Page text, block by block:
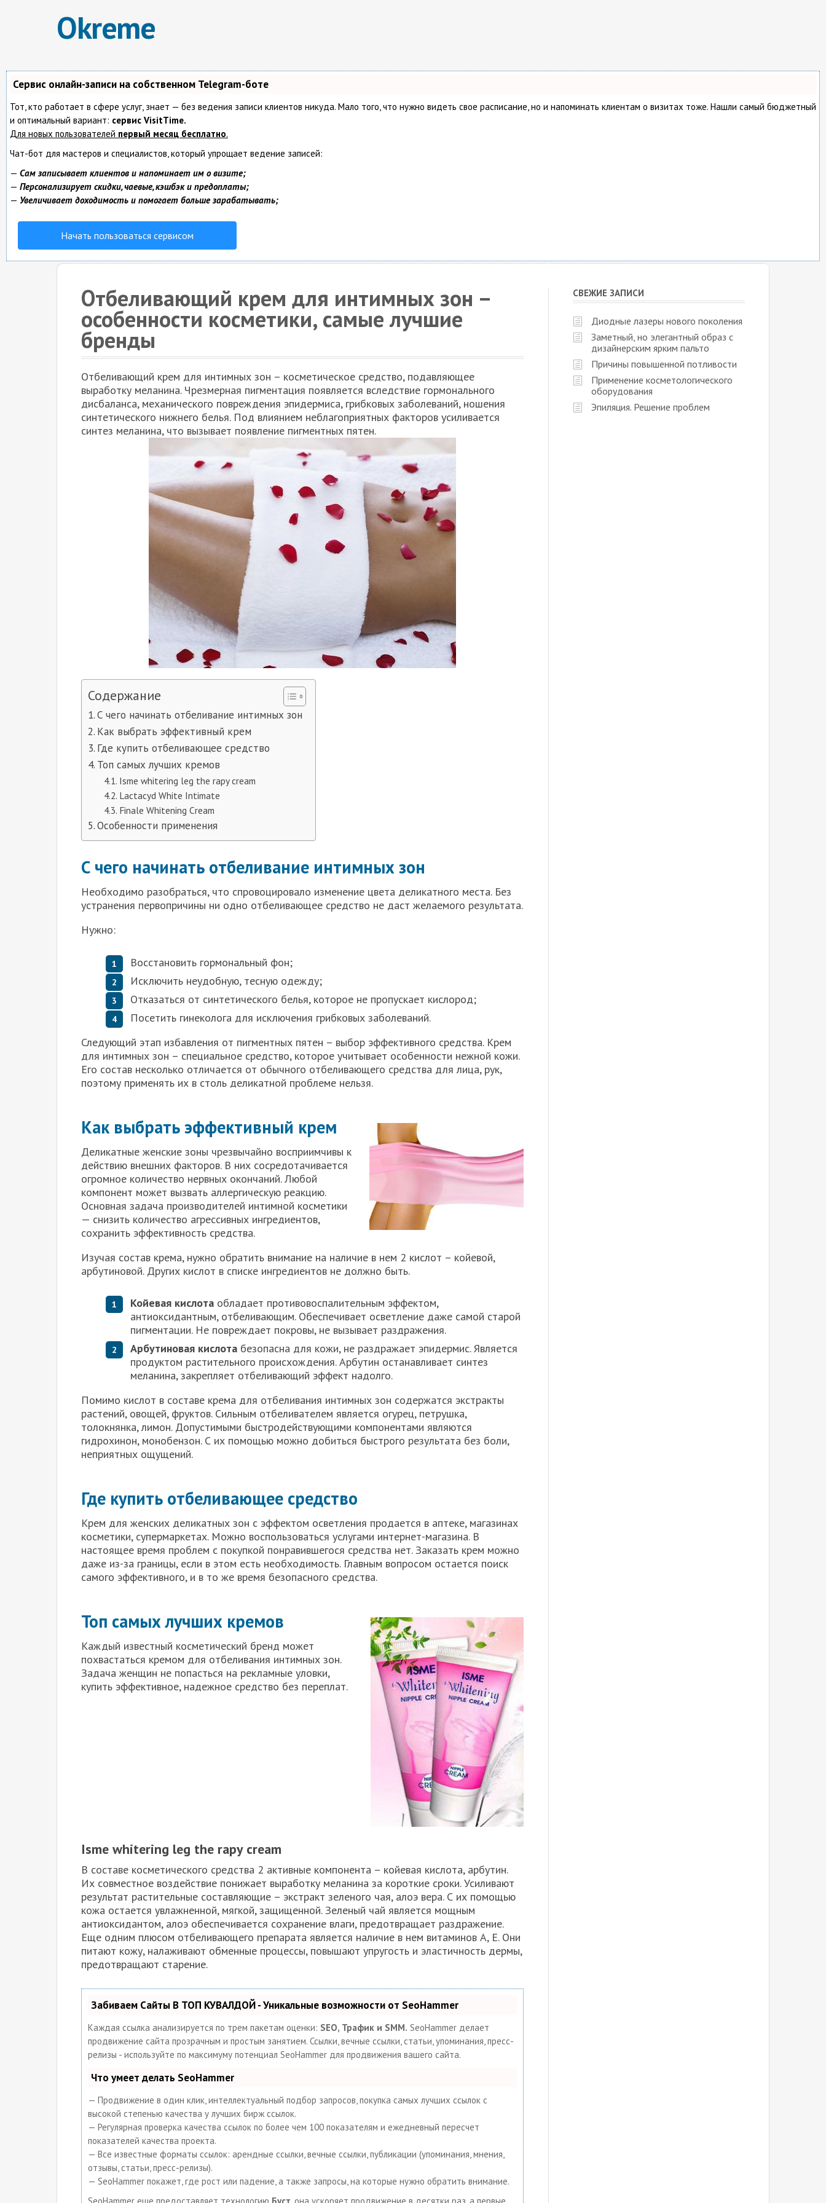
Okreme
Сервис онлайн-записи на собственном Telegram-боте
Тот, кто работает в сфере услуг, знает — без ведения записи клиентов никуда. Мало того, что нужно видеть свое расписание, но и напоминать клиентам о визитах тоже. Нашли самый бюджетный
и оптимальный вариант: сервис VisitTime.
Для новых пользователей первый месяц бесплатно.
Чат-бот для мастеров и специалистов, который упрощает ведение записей:
— Сам записывает клиентов и напоминает им о визите;
— Персонализирует скидки, чаевые, кэшбэк и предоплаты;
— Увеличивает доходимость и помогает больше зарабатывать;
Начать пользоваться сервисом
Отбеливающий крем для интимных зон –
особенности косметики, самые лучшие
бренды
Отбеливающий крем для интимных зон – косметическое средство, подавляющее
выработку меланина. Чрезмерная пигментация появляется вследствие гормонального
дисбаланса, механического повреждения эпидермиса, грибковых заболеваний, ношения
синтетического нижнего белья. Под влиянием неблагоприятных факторов усиливается
синтез меланина, что вызывает появление пигментных пятен.
Содержание
С чего начинать отбеливание интимных зон
Как выбрать эффективный крем
Где купить отбеливающее средство
Топ самых лучших кремов
Isme whitering leg the rapy cream
Lactacyd White Intimate
Finale Whitening Cream
Особенности применения
С чего начинать отбеливание интимных зон
Необходимо разобраться, что спровоцировало изменение цвета деликатного места. Без
устранения первопричины ни одно отбеливающее средство не даст желаемого результата.
Нужно:
Восстановить гормональный фон;
Исключить неудобную, тесную одежду;
Отказаться от синтетического белья, которое не пропускает кислород;
Посетить гинеколога для исключения грибковых заболеваний.
Следующий этап избавления от пигментных пятен – выбор эффективного средства. Крем
для интимных зон – специальное средство, которое учитывает особенности нежной кожи.
Его состав несколько отличается от обычного отбеливающего средства для лица, рук,
поэтому применять их в столь деликатной проблеме нельзя.
Как выбрать эффективный крем
Деликатные женские зоны чрезвычайно восприимчивы к
действию внешних факторов. В них сосредотачивается
огромное количество нервных окончаний. Любой
компонент может вызвать аллергическую реакцию.
Основная задача производителей интимной косметики
— снизить количество агрессивных ингредиентов,
сохранить эффективность средства.
Изучая состав крема, нужно обратить внимание на наличие в нем 2 кислот – койевой,
арбутиновой. Других кислот в списке ингредиентов не должно быть.
Койевая кислота обладает противовоспалительным эффектом,
антиоксидантным, отбеливающим. Обеспечивает осветление даже самой старой
пигментации. Не повреждает покровы, не вызывает раздражения.
Арбутиновая кислота безопасна для кожи, не раздражает эпидермис. Является
продуктом растительного происхождения. Арбутин останавливает синтез
меланина, закрепляет отбеливающий эффект надолго.
Помимо кислот в составе крема для отбеливания интимных зон содержатся экстракты
растений, овощей, фруктов. Сильным отбеливателем является огурец, петрушка,
толокнянка, лимон. Допустимыми быстродействующими компонентами являются
гидрохинон, монобензон. С их помощью можно добиться быстрого результата без боли,
неприятных ощущений.
Где купить отбеливающее средство
Крем для женских деликатных зон с эффектом осветления продается в аптеке, магазинах
косметики, супермаркетах. Можно воспользоваться услугами интернет-магазина. В
настоящее время проблем с покупкой понравившегося средства нет. Заказать крем можно
даже из-за границы, если в этом есть необходимость. Главным вопросом остается поиск
самого эффективного, и в то же время безопасного средства.
Топ самых лучших кремов
Каждый известный косметический бренд может
похвастаться кремом для отбеливания интимных зон.
Задача женщин не попасться на рекламные уловки,
купить эффективное, надежное средство без переплат.
Isme whitering leg the rapy cream
В составе косметического средства 2 активные компонента – койевая кислота, арбутин.
Их совместное воздействие понижает выработку меланина за короткие сроки. Усиливают
результат растительные составляющие – экстракт зеленого чая, алоэ вера. С их помощью
кожа остается увлажненной, мягкой, защищенной. Зеленый чай является мощным
антиоксидантом, алоэ обеспечивается сохранение влаги, предотвращает раздражение.
Еще одним плюсом отбеливающего препарата является наличие в нем витаминов А, Е. Они
питают кожу, налаживают обменные процессы, повышают упругость и эластичность дермы,
предотвращают старение.
Забиваем Сайты В ТОП КУВАЛДОЙ - Уникальные возможности от SeoHammer
Каждая ссылка анализируется по трем пакетам оценки: SEO, Трафик и SMM. SeoHammer делает
продвижение сайта прозрачным и простым занятием. Ссылки, вечные ссылки, статьи, упоминания, пресс-
релизы - используйте по максимуму потенциал SeoHammer для продвижения вашего сайта.
Что умеет делать SeoHammer
— Продвижение в один клик, интеллектуальный подбор запросов, покупка самых лучших ссылок с
высокой степенью качества у лучших бирж ссылок.
— Регулярная проверка качества ссылок по более чем 100 показателям и ежедневный пересчет
показателей качества проекта.
— Все известные форматы ссылок: арендные ссылки, вечные ссылки, публикации (упоминания, мнения,
отзывы, статьи, пресс-релизы).
— SeoHammer покажет, где рост или падение, а также запросы, на которые нужно обратить внимание.
СВЕЖИЕ ЗАПИСИ
Диодные лазеры нового поколения
Заметный, но элегантный образ с
дизайнерским ярким пальто
Причины повышенной потливости
Применение косметологического
оборудования
Эпиляция. Решение проблем